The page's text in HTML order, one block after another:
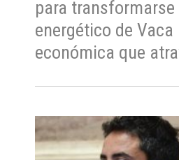
para
energético de
económica que